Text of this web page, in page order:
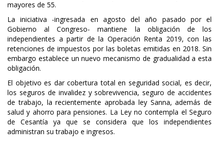
mayores de 55.
La iniciativa -ingresada en agosto del año pasado por el
Gobierno al Congreso- mantiene la obligación de los
independientes a partir de la Operación Renta 2019, con las
retenciones de impuestos por las boletas emitidas en 2018. Sin
embargo establece un nuevo mecanismo de gradualidad a esta
obligación.
El objetivo es dar cobertura total en seguridad social, es decir,
los seguros de invalidez y sobrevivencia, seguro de accidentes
de trabajo, la recientemente aprobada ley Sanna, además de
salud y ahorro para pensiones. La Ley no contempla el Seguro
de Cesantía ya que se considera que los independientes
administran su trabajo e ingresos.